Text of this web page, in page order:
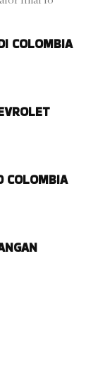
COLOMBIA
COLOMBIA